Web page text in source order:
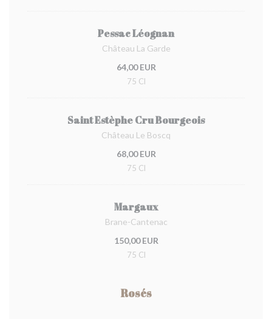
Pessac Léognan
Château La Garde
64,00 EUR
75 Cl
Saint Estèphe Cru Bourgeois
Château Le Boscq
68,00 EUR
75 Cl
Margaux
Brane-Cantenac
150,00 EUR
75 Cl
Rosés